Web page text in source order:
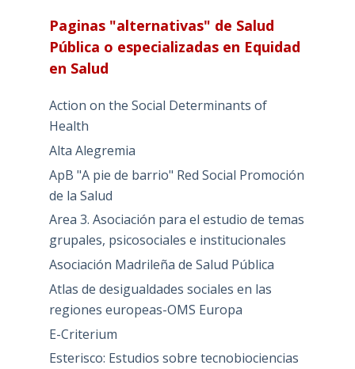
Paginas "alternativas" de Salud
Pública o especializadas en Equidad
en Salud
Action on the Social Determinants of
Health
Alta Alegremia
ApB "A pie de barrio" Red Social Promoción
de la Salud
Area 3. Asociación para el estudio de temas
grupales, psicosociales e institucionales
Asociación Madrileña de Salud Pública
Atlas de desigualdades sociales en las
regiones europeas-OMS Europa
E-Criterium
Esterisco: Estudios sobre tecnobiociencias